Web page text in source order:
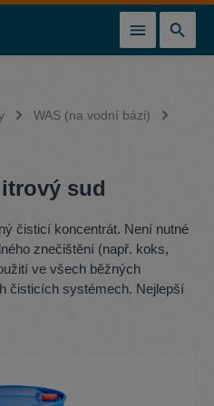
WAS (na vodní bázi)
sud
čisticí koncentrát. Není nutné
znečištění (např. koks,
ve všech běžných
čisticích systémech. Nejlepší